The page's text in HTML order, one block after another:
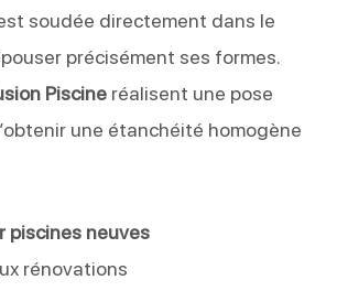
soudée directement dans le
précisément ses formes.
Piscineréalisent une pose
une étanchéité homogène
piscines neuves
rénovations